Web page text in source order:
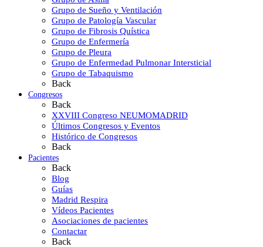
Grupo de Sueño y Ventilación
Grupo de Patología Vascular
Grupo de Fibrosis Quística
Grupo de Enfermería
Grupo de Pleura
Grupo de Enfermedad Pulmonar Intersticial
Grupo de Tabaquismo
Back
Congresos
Back
XXVIII Congreso NEUMOMADRID
Últimos Congresos y Eventos
Histórico de Congresos
Back
Pacientes
Back
Blog
Guías
Madrid Respira
Vídeos Pacientes
Asociaciones de pacientes
Contactar
Back